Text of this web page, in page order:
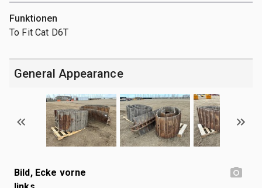
Funktionen
To Fit Cat D6T
General Appearance
Bild, Ecke vorne